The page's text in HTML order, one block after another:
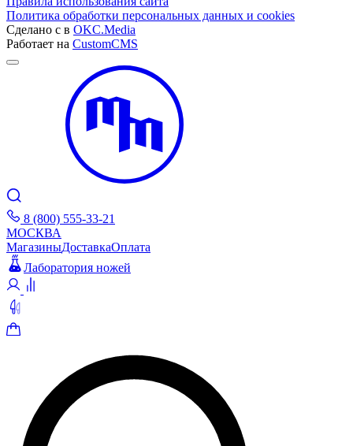
Политика обработки персональных данных и cookies
Сделано с в OKC.Media
Работает на CustomCMS
8 (800) 555-33-21
МОСКВА
МагазиныДоставкаОплата
Лаборатория ножей